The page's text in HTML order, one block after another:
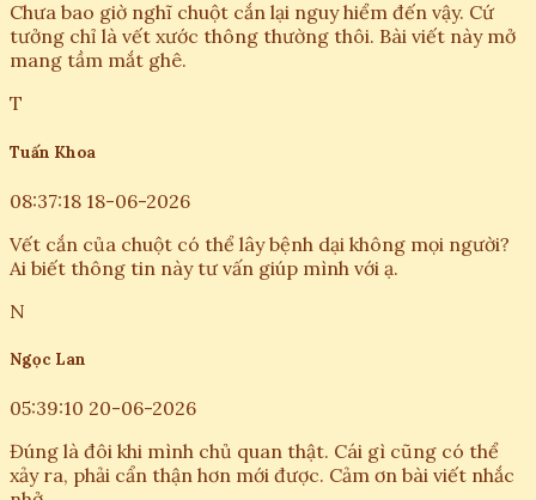
Chưa bao giờ nghĩ chuột cắn lại nguy hiểm đến vậy. Cứ
tưởng chỉ là vết xước thông thường thôi. Bài viết này mở
mang tầm mắt ghê.
T
Tuấn Khoa
08:37:18 18-06-2026
Vết cắn của chuột có thể lây bệnh dại không mọi người?
Ai biết thông tin này tư vấn giúp mình với ạ.
N
Ngọc Lan
05:39:10 20-06-2026
Đúng là đôi khi mình chủ quan thật. Cái gì cũng có thể
xảy ra, phải cẩn thận hơn mới được. Cảm ơn bài viết nhắc